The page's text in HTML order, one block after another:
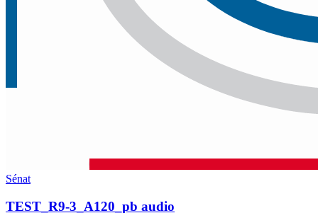
Sénat
TEST_R9-3_A120_pb audio